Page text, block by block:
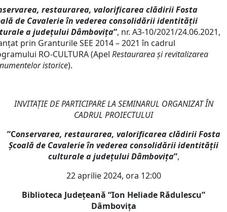
restaurarea, valorificarea clădirii Fosta
de Cavalerie în vederea consolidării identității
a județului Dâmbovița”, nr. A3-10/2021/24.06.2021,
prin Granturile SEE 2014 – 2021 în cadrul
RO-CULTURA (Apel Restaurarea și revitalizarea
istorice).
INVITAŢIE DE PARTICIPARE LA SEMINARUL ORGANIZAT ÎN
CADRUL PROIECTULUI
”Conservarea, restaurarea, valorificarea clădirii Fosta
Școală de Cavalerie în vederea consolidării identității
culturale a județului Dâmbovița”,
22 aprilie 2024, ora 12:00
Biblioteca Județeană “Ion Heliade Rădulescu”
Dâmbovița